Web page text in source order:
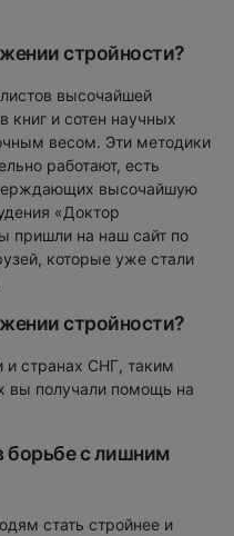
стройности?
высочайшей
книг и сотен научных
весом. Эти методики
работают, есть
высочайшую
«Доктор
пришли на наш сайт по
которые уже стали
стройности?
и странах СНГ, таким
вы получали помощь на
борьбе с лишним
стать стройнее и